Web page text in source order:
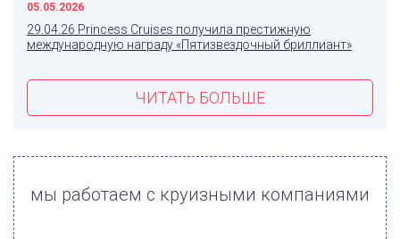
05.05.2026
29.04.26 Princess Cruises получила престижную
международную награду «Пятизвездочный бриллиант»
ЧИТАТЬ БОЛЬШЕ
мы работаем с круизными компаниями